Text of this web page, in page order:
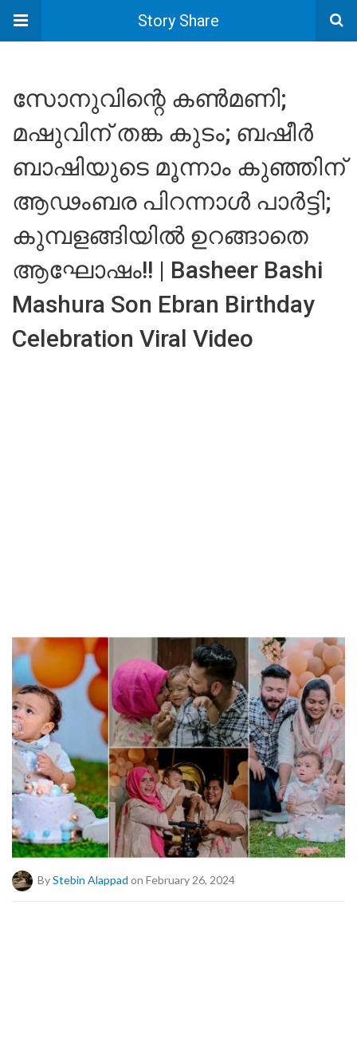
Story Share
സോനുവിന്റെ കൺമണി;
മഷുവിന് തങ്ക കുടം; ബഷീർ
ബാഷിയുടെ മൂന്നാം കുഞ്ഞിന്
ആഢംബര പിറന്നാൾ പാർട്ടി;
കുമ്പളങ്ങിയിൽ ഉറങ്ങാതെ
ആഘോഷം!! | Basheer Bashi
Mashura Son Ebran Birthday
Celebration Viral Video
ByStebin Alappad on February 26, 2024